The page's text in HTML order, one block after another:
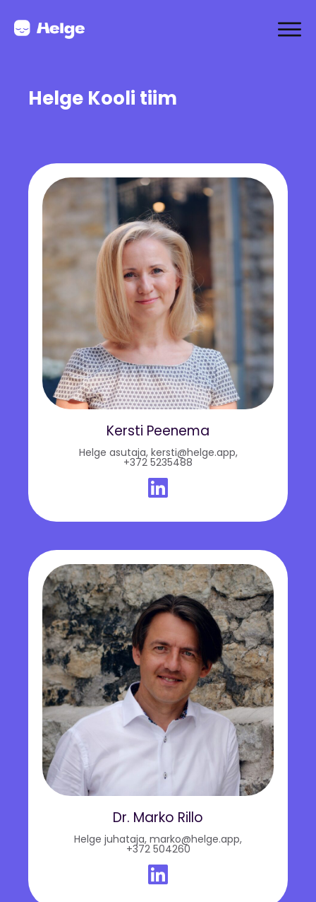
Helge Kooli tiim
Kersti Peenema
Helge asutaja, kersti@helge.app,
+372 5235488
Dr. Marko Rillo
Helge juhataja, marko@helge.app,
+372 504260